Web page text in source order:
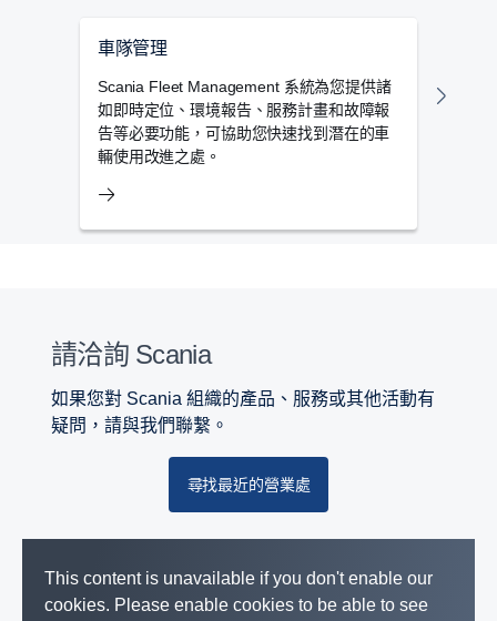
車隊管理
Scania Fleet Management 系統為您提供諸
如即時定位、環境報告、服務計畫和故障報
告等必要功能，可協助您快速找到潛在的車
輛使用改進之處。
請洽詢 Scania
如果您對 Scania 組織的產品、服務或其他活動有
疑問，請與我們聯繫。
尋找最近的營業處
This content is unavailable if you don't enable our
cookies. Please enable cookies to be able to see